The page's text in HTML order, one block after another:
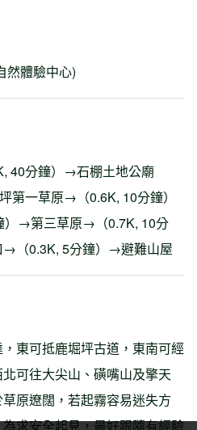
然體驗中心)
40分鐘）→石棚土地公廟
一草原→（0.6K, 10分鐘）
→第三草原→（0.7K, 10分
（0.3K, 5分鐘）→避難山屋
東可抵鹿堀坪古道，東南可經
可往大尖山、磺嘴山及擎天
原遼闊，若起霧容易迷失方
求安全起見，最好跟隨有經驗